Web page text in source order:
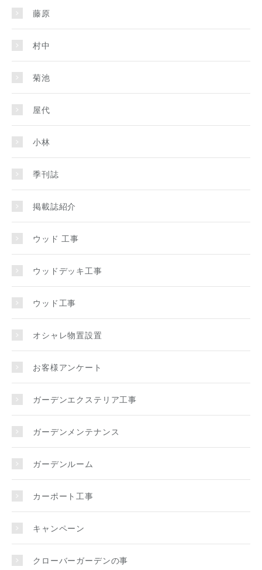
藤原
村中
菊池
屋代
小林
季刊誌
掲載誌紹介
ウッド 工事
ウッドデッキ工事
ウッド工事
オシャレ物置設置
お客様アンケート
ガーデンエクステリア工事
ガーデンメンテナンス
ガーデンルーム
カーポート工事
キャンペーン
クローバーガーデンの事